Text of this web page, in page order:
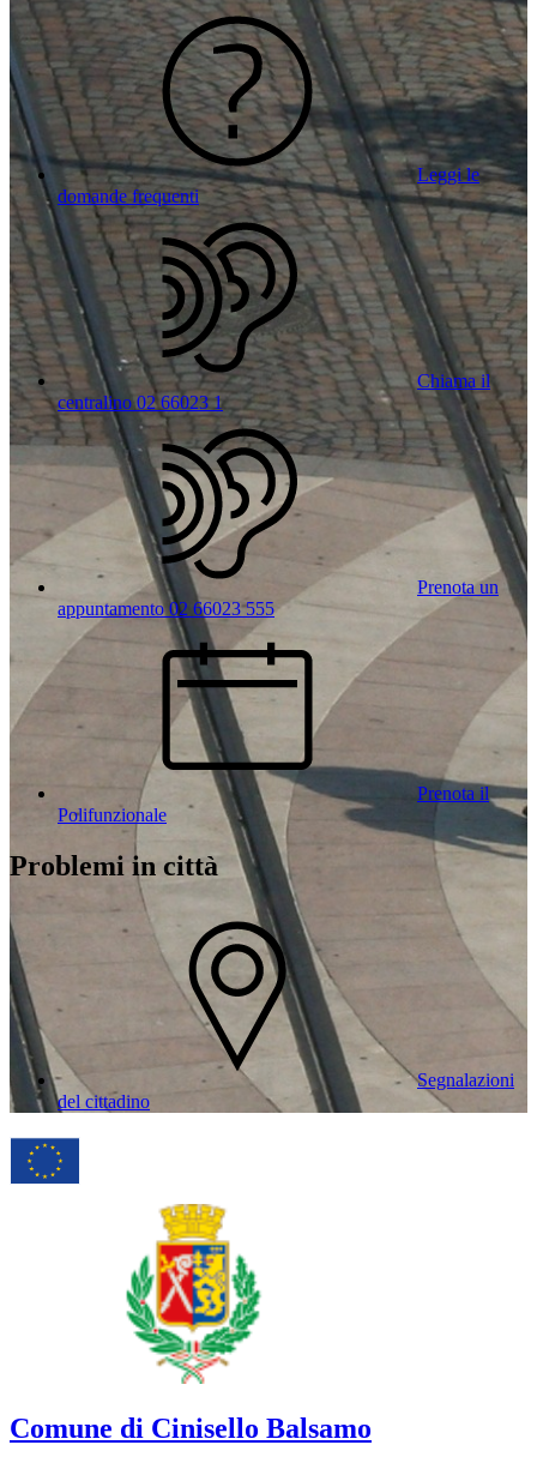
Leggi le
domande frequenti
Chiama il
centralino 02 66023 1
Prenota un
appuntamento 02 66023 555
Prenota il
Polifunzionale
Problemi in città
Segnalazioni
del cittadino
Comune di Cinisello Balsamo